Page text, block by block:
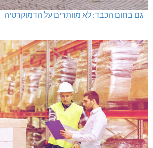
היכל שלמה, מעלות: עונת 26-27